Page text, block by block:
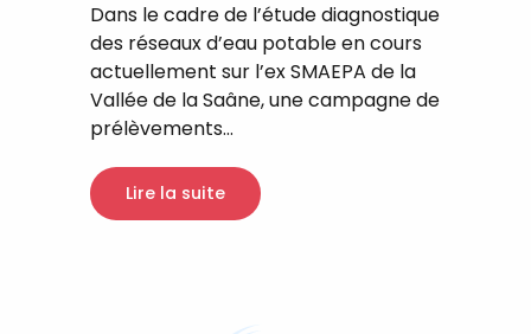
Dans le cadre de l’étude diagnostique
des réseaux d’eau potable en cours
actuellement sur l’ex SMAEPA de la
Vallée de la Saâne, une campagne de
prélèvements...
Lire la suite